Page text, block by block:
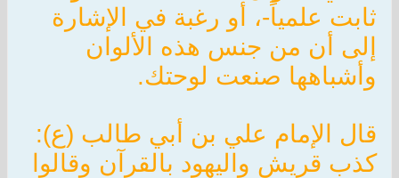
ثابت علمياً-، أو رغبة في الإشارة
إلى أن من جنس هذه الألوان
وأشباهها صنعت لوحتك.
قال الإمام علي بن أبي طالب (ع):
كذب قريش واليهود بالقرآن وقالوا